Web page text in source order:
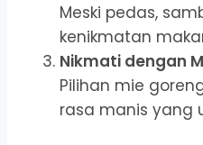
Meski pedas,
kenikmatan
Nikmati dengan
Pilihan mie
rasa manis yang